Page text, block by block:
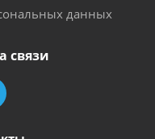
данных
связи